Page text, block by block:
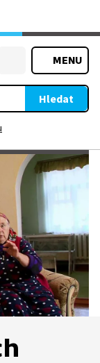
MENU
Hledat